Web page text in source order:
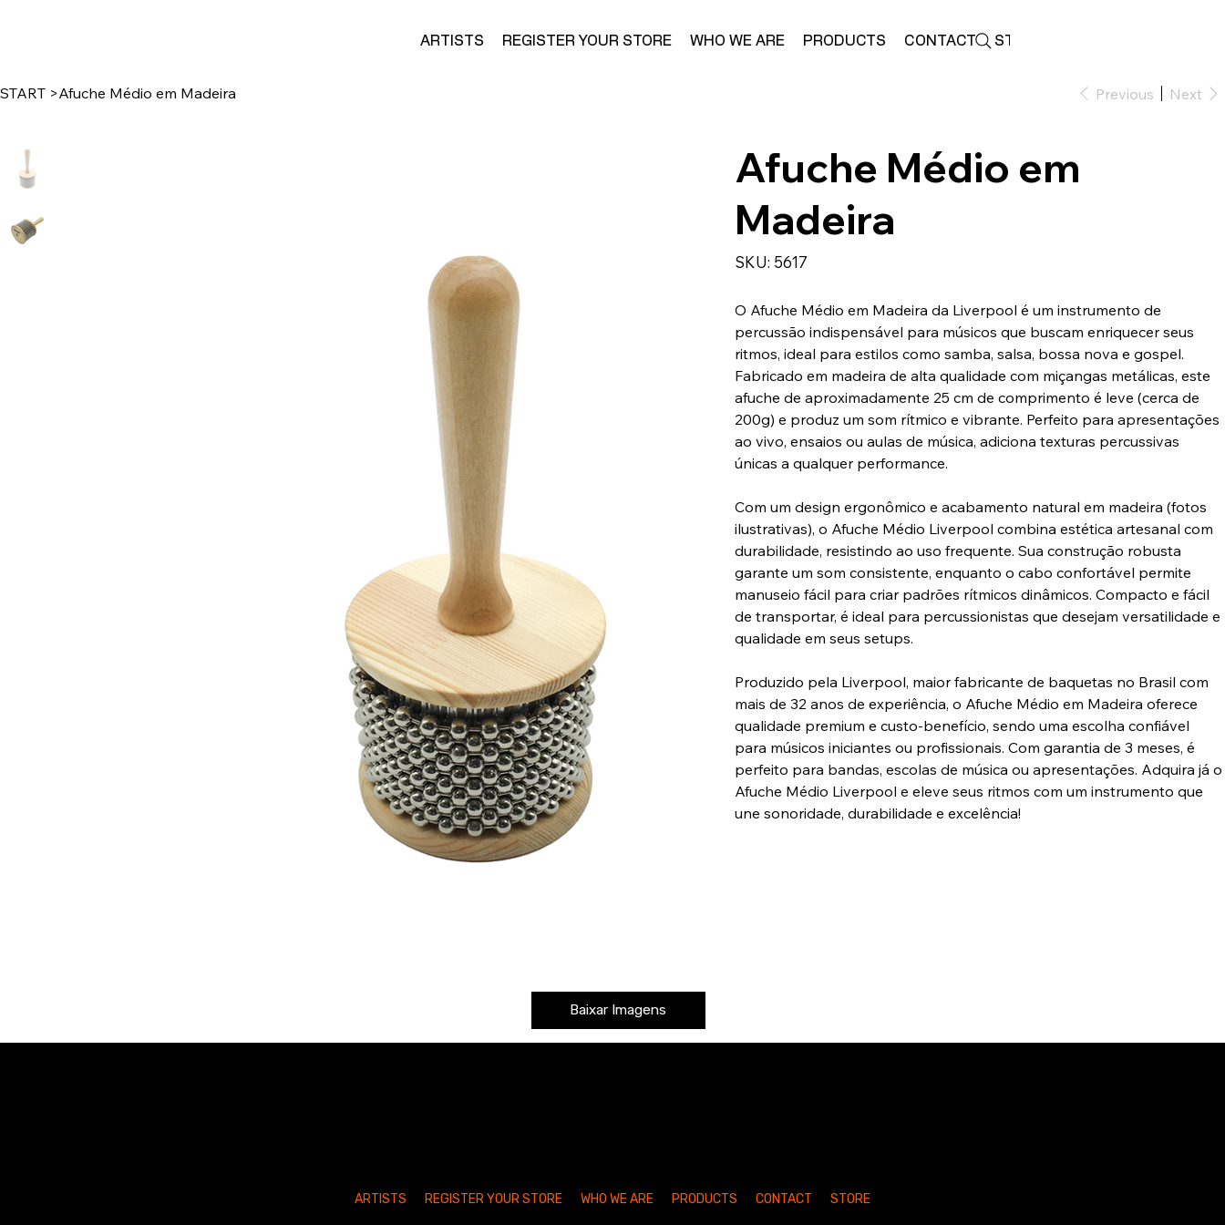
ARTISTS REGISTER YOUR STORE WHO WE ARE PRODUCTS CONTACT STORE
START >Afuche Médio em Madeira Previous Next
Afuche Médio em
Madeira
SKU: SKU
5617
5617
O Afuche Médio em Madeira da Liverpool é um instrumento de
percussão indispensável para músicos que buscam enriquecer seus
ritmos, ideal para estilos como samba, salsa, bossa nova e gospel.
Fabricado em madeira de alta qualidade com miçangas metálicas, este
afuche de aproximadamente 25 cm de comprimento é leve (cerca de
200g) e produz um som rítmico e vibrante. Perfeito para apresentações
ao vivo, ensaios ou aulas de música, adiciona texturas percussivas
únicas a qualquer performance.
Com um design ergonômico e acabamento natural em madeira (fotos
ilustrativas), o Afuche Médio Liverpool combina estética artesanal com
durabilidade, resistindo ao uso frequente. Sua construção robusta
garante um som consistente, enquanto o cabo confortável permite
manuseio fácil para criar padrões rítmicos dinâmicos. Compacto e fácil
de transportar, é ideal para percussionistas que desejam versatilidade e
qualidade em seus setups.
Produzido pela Liverpool, maior fabricante de baquetas no Brasil com
mais de 32 anos de experiência, o Afuche Médio em Madeira oferece
qualidade premium e custo-benefício, sendo uma escolha confiável
para músicos iniciantes ou profissionais. Com garantia de 3 meses, é
perfeito para bandas, escolas de música ou apresentações. Adquira já o
Afuche Médio Liverpool e eleve seus ritmos com um instrumento que
une sonoridade, durabilidade e excelência!
Baixar Imagens
ARTISTS REGISTER YOUR STORE WHO WE ARE PRODUCTS CONTACT STORE